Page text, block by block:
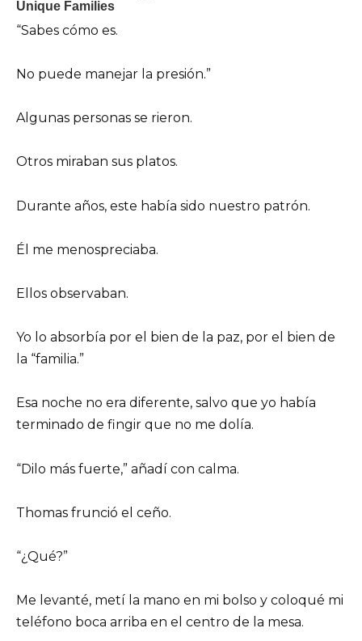
“Sabes cómo es.
No puede manejar la presión.”
Algunas personas se rieron.
Otros miraban sus platos.
Durante años, este había sido nuestro patrón.
Él me menospreciaba.
Ellos observaban.
Yo lo absorbía por el bien de la paz, por el bien de
la “familia.”
Esa noche no era diferente, salvo que yo había
terminado de fingir que no me dolía.
“Dilo más fuerte,” añadí con calma.
Thomas frunció el ceño.
“¿Qué?”
Me levanté, metí la mano en mi bolso y coloqué mi
teléfono boca arriba en el centro de la mesa.